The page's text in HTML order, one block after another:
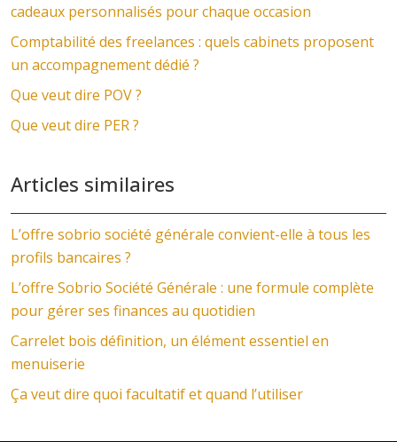
cadeaux personnalisés pour chaque occasion
Comptabilité des freelances : quels cabinets proposent
un accompagnement dédié ?
Que veut dire POV ?
Que veut dire PER ?
Articles similaires
L’offre sobrio société générale convient-elle à tous les
profils bancaires ?
L’offre Sobrio Société Générale : une formule complète
pour gérer ses finances au quotidien
Carrelet bois définition, un élément essentiel en
menuiserie
Ça veut dire quoi facultatif et quand l’utiliser